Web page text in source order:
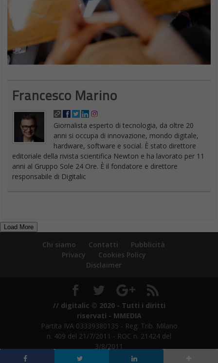
Francesco Marino
Giornalista esperto di tecnologia, da oltre 20
anni si occupa di innovazione, mondo digitale,
hardware, software e social. È stato direttore
editoriale della rivista scientifica Newton e ha lavorato per 11
anni al Gruppo Sole 24 Ore. È il fondatore e direttore
responsabile di Digitalic
Load More
Chi siamo Contatti
Pubblicità
Privacy
Cookies Policy
Disclaimer
// digitalic © 2020 - Tutti i diritti
riservati - MMEDIA
Partita IVA 03339380135 - Reg. Trib. Milano
n. 409 del 21/7/2011 - ROC n. 21424 del
3/8/2011